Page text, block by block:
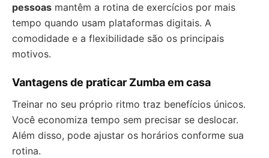
pessoas mantêm a rotina de exercícios por mais
tempo quando usam plataformas digitais. A
comodidade e a flexibilidade são os principais
motivos.
Vantagens de praticar Zumba em casa
Treinar no seu próprio ritmo traz benefícios únicos.
Você economiza tempo sem precisar se deslocar.
Além disso, pode ajustar os horários conforme sua
rotina.